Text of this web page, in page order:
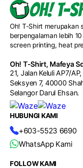
futsal, badminton,
custom di seluruh
barangan custom
mengikut konsep
pelanggan bagi
eksklusif serta
Oh! T-Shirt merupakan
berpengalaman lebih
screen printing, heat
Oh! T-Shirt, Mafeya
21, Jalan Keluli AP7/AP,
Seksyen 7, 40000
Selangor Darul Ehsan.
HUBUNGI KAMI
+603-5523 6690
WhatsApp Kami
FOLLOW KAMI